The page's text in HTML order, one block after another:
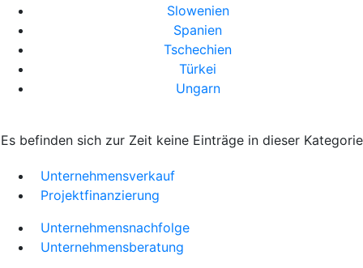
Slowenien
Spanien
Tschechien
Türkei
Ungarn
Es befinden sich zur Zeit keine Einträge in dieser Kategorie
Unternehmensverkauf
Projektfinanzierung
Unternehmensnachfolge
Unternehmensberatung